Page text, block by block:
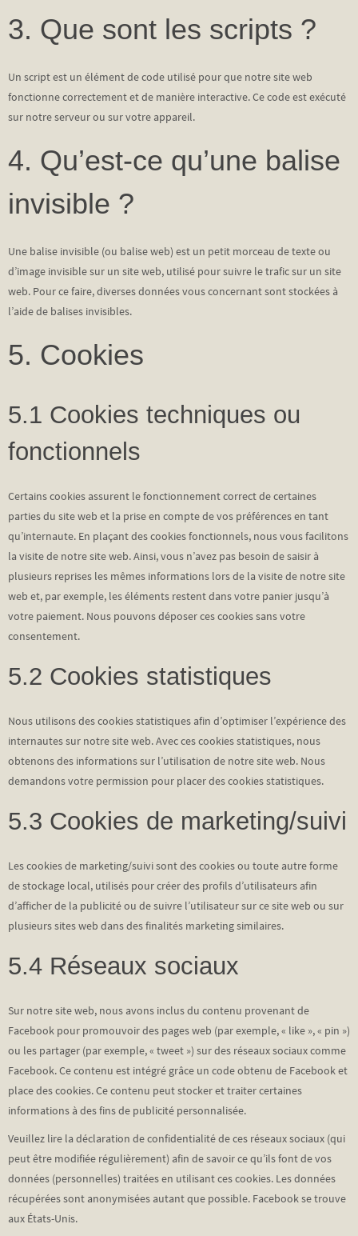
3. Que sont les scripts ?
Un script est un élément de code utilisé pour que notre site web
fonctionne correctement et de manière interactive. Ce code est exécuté
sur notre serveur ou sur votre appareil.
4. Qu’est-ce qu’une balise
invisible ?
Une balise invisible (ou balise web) est un petit morceau de texte ou
d’image invisible sur un site web, utilisé pour suivre le trafic sur un site
web. Pour ce faire, diverses données vous concernant sont stockées à
l’aide de balises invisibles.
5. Cookies
5.1 Cookies techniques ou
fonctionnels
Certains cookies assurent le fonctionnement correct de certaines
parties du site web et la prise en compte de vos préférences en tant
qu’internaute. En plaçant des cookies fonctionnels, nous vous facilitons
la visite de notre site web. Ainsi, vous n’avez pas besoin de saisir à
plusieurs reprises les mêmes informations lors de la visite de notre site
web et, par exemple, les éléments restent dans votre panier jusqu’à
votre paiement. Nous pouvons déposer ces cookies sans votre
consentement.
5.2 Cookies statistiques
Nous utilisons des cookies statistiques afin d’optimiser l’expérience des
internautes sur notre site web. Avec ces cookies statistiques, nous
obtenons des informations sur l’utilisation de notre site web. Nous
demandons votre permission pour placer des cookies statistiques.
5.3 Cookies de marketing/suivi
Les cookies de marketing/suivi sont des cookies ou toute autre forme
de stockage local, utilisés pour créer des profils d’utilisateurs afin
d’afficher de la publicité ou de suivre l’utilisateur sur ce site web ou sur
plusieurs sites web dans des finalités marketing similaires.
5.4 Réseaux sociaux
Sur notre site web, nous avons inclus du contenu provenant de
Facebook pour promouvoir des pages web (par exemple, « like », « pin »)
ou les partager (par exemple, « tweet ») sur des réseaux sociaux comme
Facebook. Ce contenu est intégré grâce un code obtenu de Facebook et
place des cookies. Ce contenu peut stocker et traiter certaines
informations à des fins de publicité personnalisée.
Veuillez lire la déclaration de confidentialité de ces réseaux sociaux (qui
peut être modifiée régulièrement) afin de savoir ce qu’ils font de vos
données (personnelles) traitées en utilisant ces cookies. Les données
récupérées sont anonymisées autant que possible. Facebook se trouve
aux États-Unis.